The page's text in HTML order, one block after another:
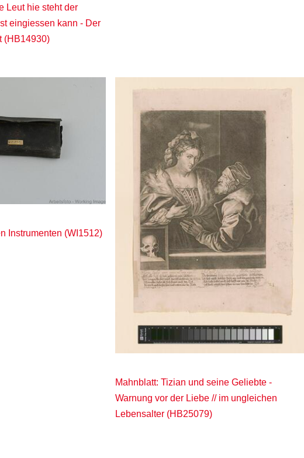
Leut hie steht der
eingiessen kann - Der
(HB14930)
Instrumenten (WI1512)
Mahnblatt: Tizian und seine Geliebte -
Warnung vor der Liebe // im ungleichen
Lebensalter (HB25079)